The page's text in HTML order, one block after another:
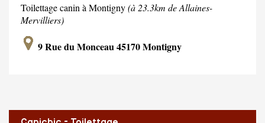
Toilettage canin à Montigny(à 23.3km de Allaines-
Mervilliers)
9 Rue du Monceau 45170 Montigny